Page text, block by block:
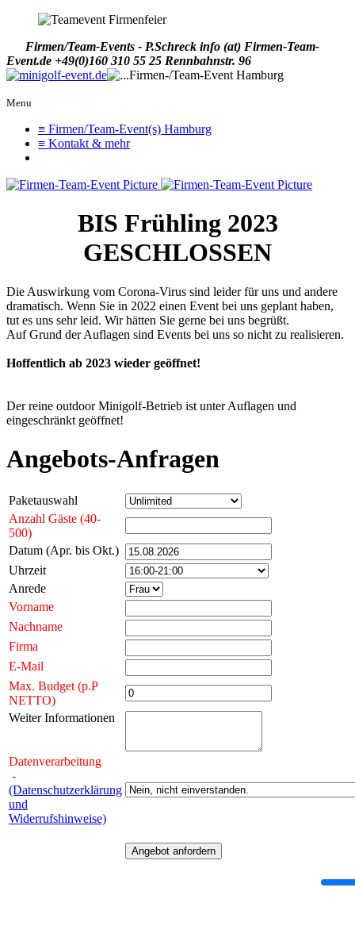
Firmen/Team-Events - P.Schreck info (at) Firmen-Team-
Event.de +49(0)160 310 55 25 Rennbahnstr. 96
Menu
≡ Firmen/Team-Event(s) Hamburg
≡ Kontakt & mehr
BIS Frühling 2023
GESCHLOSSEN
Die Auswirkung vom Corona-Virus sind leider für uns und andere
dramatisch. Wenn Sie in 2022 einen Event bei uns geplant haben,
tut es uns sehr leid. Wir hätten Sie gerne bei uns begrüßt.
Auf Grund der Auflagen sind Events bei uns so nicht zu realisieren.
Hoffentlich ab 2023 wieder geöffnet!
Der reine outdoor Minigolf-Betrieb ist unter Auflagen und
eingeschränkt geöffnet!
Angebots-Anfragen
Paketauswahl
Anzahl Gäste (40-
500)
Datum (Apr. bis Okt.)
Uhrzeit
Anrede
Vorname
Nachname
Firma
E-Mail
Max. Budget (p.P
NETTO)
Weiter Informationen
Datenverarbeitung
-
(Datenschutzerklärung
und
Widerrufshinweise)